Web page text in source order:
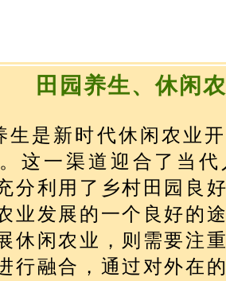
田园养生、休闲
生是新时代休闲农业
这一渠道迎合了当
分利用了乡村田园良
业发展的一个良好的
休闲农业，则需要注
行融合，通过对外在